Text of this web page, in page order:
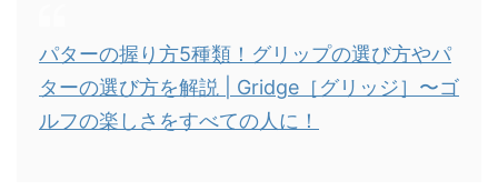
パターの握り方5種類！グリップの選び方やパ
ターの選び方を解説 | Gridge［グリッジ］〜ゴ
ルフの楽しさをすべての人に！